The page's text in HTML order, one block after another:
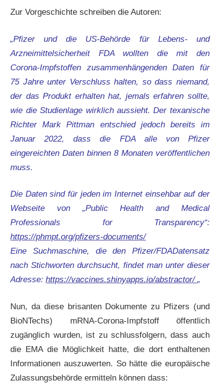
Zur Vorgeschichte schreiben die Autoren:
„Pfizer und die US-Behörde für Lebens- und
Arzneimittelsicherheit FDA wollten die mit den
Corona-Impfstoffen zusammenhängenden Daten für
75 Jahre unter Verschluss halten, so dass niemand,
der das Produkt erhalten hat, jemals erfahren sollte,
wie die Studienlage wirklich aussieht. Der texanische
Richter Mark Pittman entschied jedoch bereits im
Januar 2022, dass die FDA alle von Pfizer
eingereichten Daten binnen 8 Monaten veröffentlichen
muss.
Die Daten sind für jeden im Internet einsehbar auf der
Webseite von „Public Health and Medical
Professionals for Transparency“:
https://phmpt.org/pfizers-documents/
Eine Suchmaschine, die den Pfizer/FDADatensatz
nach Stichworten durchsucht, findet man unter dieser
Adresse:https://vaccines.shinyapps.io/abstractor/„
Nun, da diese brisanten Dokumente zu Pfizers (und
BioNTechs) mRNA-Corona-Impfstoff öffentlich
zugänglich wurden, ist zu schlussfolgern, dass auch
die EMA die Möglichkeit hatte, die dort enthaltenen
Informationen auszuwerten. So hätte die europäische
Zulassungsbehörde ermitteln können dass: